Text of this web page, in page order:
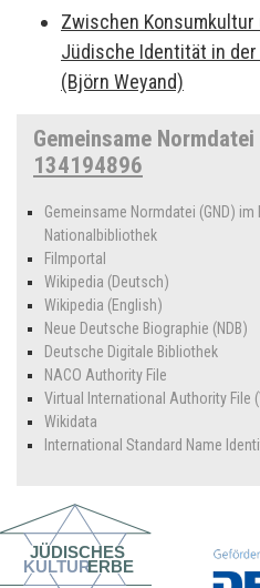
Zwischen
Jüdische Identität in
(Björn Weyand)
Gemeinsame Normdatei
134194896
Gemeinsame Normdatei (GND)
Nationalbibliothek
Filmportal
Wikipedia (Deutsch)
Wikipedia (English)
Neue Deutsche Biographie (NDB)
Deutsche Digitale Bibliothek
NACO Authority File
Virtual International Authority File
Wikidata
International Standard Name